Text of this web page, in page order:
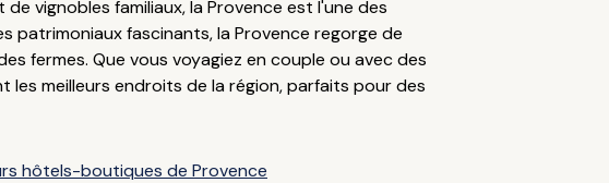
vignobles familiaux, la Provence est l'une des
patrimoniaux fascinants, la Provence regorge de
fermes. Que vous voyagiez en couple ou avec des
les meilleurs endroits de la région, parfaits pour des
hôtels-boutiques de Provence